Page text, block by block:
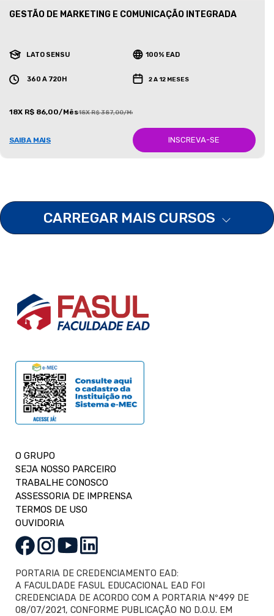
GESTÃO DE MARKETING E COMUNICAÇÃO INTEGRADA
LATO SENSU 100% EAD
360 A 720H 2 A 12 MESES
18X R$ 86,00/Mês18X R$ 387,00/Mês
SAIBA MAIS INSCREVA-SE
CARREGAR MAIS CURSOS
O GRUPO
SEJA NOSSO PARCEIRO
TRABALHE CONOSCO
ASSESSORIA DE IMPRENSA
TERMOS DE USO
OUVIDORIA
PORTARIA DE CREDENCIAMENTO EAD:
A FACULDADE FASUL EDUCACIONAL EAD FOI
CREDENCIADA DE ACORDO COM A PORTARIA Nº499 DE
08/07/2021, CONFORME PUBLICAÇÃO NO D.O.U. EM